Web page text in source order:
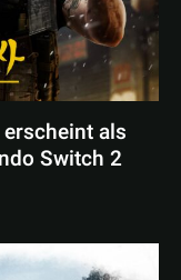
als
Switch 2